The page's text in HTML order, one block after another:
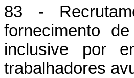
83 -
fornecimento
inclusive por
trabalhadores